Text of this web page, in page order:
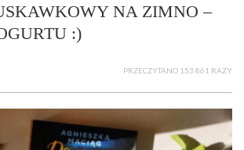
NA ZIMNO –
:)
PRZECZYTANO 153 861 RAZY